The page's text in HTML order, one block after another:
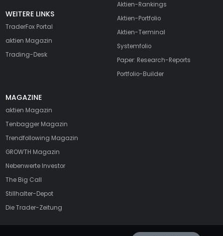
WEITERE LINKS
TraderFox Portal
aktien Magazin
Trading-Desk
Aktien-Rankings
Aktien-Portfolio
Aktien-Terminal
Systemfolio
Paper: Research-Reports
Portfolio-Builder
MAGAZINE
aktien Magazin
Tenbagger Magazin
Trendfollowing Magazin
GROWTH Magazin
Nebenwerte Investor
The Big Call
Stillhalter-Depot
Die Trader-Zeitung